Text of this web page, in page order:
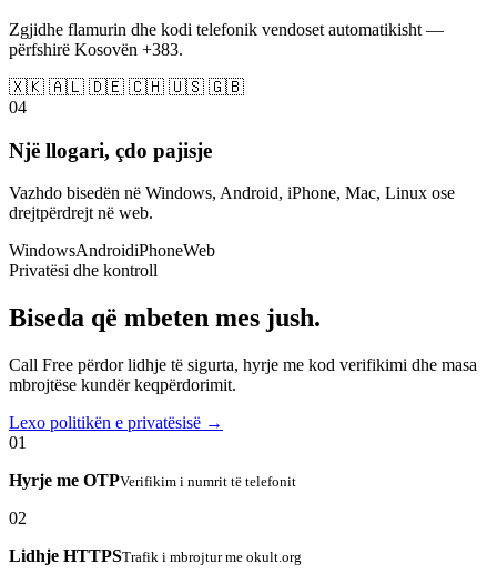
Zgjidhe flamurin dhe kodi telefonik vendoset automatikisht —
përfshirë Kosovën +383.
🇽🇰 🇦🇱 🇩🇪 🇨🇭 🇺🇸 🇬🇧
04
Një llogari, çdo pajisje
Vazhdo bisedën në Windows, Android, iPhone, Mac, Linux ose
drejtpërdrejt në web.
WindowsAndroidiPhoneWeb
Privatësi dhe kontroll
Biseda që mbeten mes jush.
Call Free përdor lidhje të sigurta, hyrje me kod verifikimi dhe masa
mbrojtëse kundër keqpërdorimit.
Lexo politikën e privatësisë →
01
Hyrje me OTPVerifikim i numrit të telefonit
02
Lidhje HTTPSTrafik i mbrojtur me okult.org